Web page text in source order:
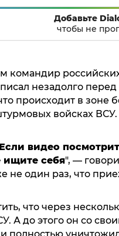
Добавьте
чтобы не
командир
незадолго
происходит в зоне
войсках ВСУ.
Если видео
ищите себя", —
не один раз, что
что через
А до этого он со